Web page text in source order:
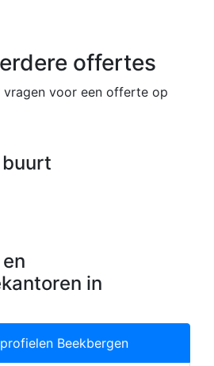
offertes
vragen voor een offerte op
buurt
in
Beekbergen